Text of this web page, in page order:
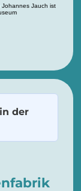
Jauch ist
der